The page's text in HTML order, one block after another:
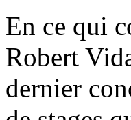
En ce qui
Robert
dernier